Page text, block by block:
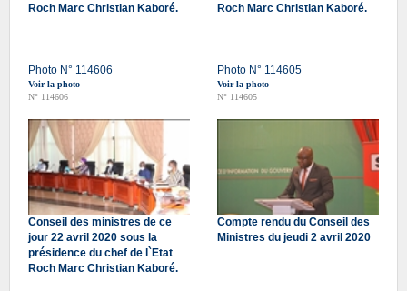
Roch Marc Christian Kaboré.
Photo N° 114606
Voir la photo
N° 114606
Roch Marc Christian Kaboré.
Photo N° 114605
Voir la photo
N° 114605
Conseil des ministres de ce
jour 22 avril 2020 sous la
présidence du chef de l`Etat
Roch Marc Christian Kaboré.
Compte rendu du Conseil des
Ministres du jeudi 2 avril 2020